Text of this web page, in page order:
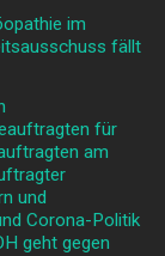
im
fällt
für
am
und
Corona-Politik
geht gegen